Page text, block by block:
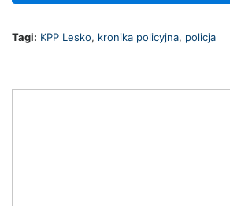
Tagi: KPP Lesko, kronika policyjna, policja